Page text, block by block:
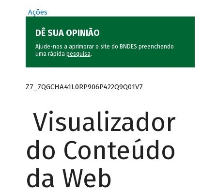
Ações
DÊ SUA OPINIÃO
Ajude-nos a aprimorar o site do BNDES preenchendo
uma rápida pesquisa.
Z7_7QGCHA41L0RP906P422Q9Q01V7
Visualizador
do Conteúdo
da Web